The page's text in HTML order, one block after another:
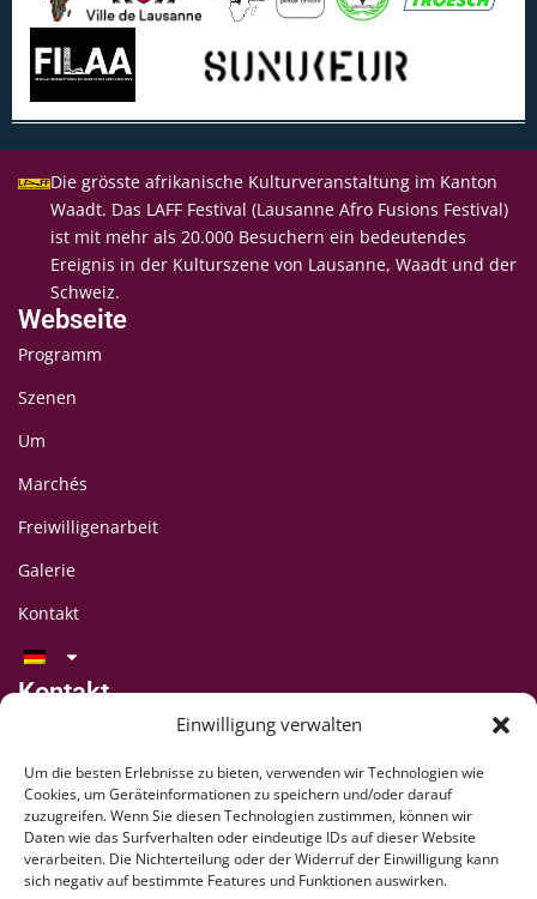
Einwilligung verwalten
Um die besten Erlebnisse zu bieten, verwenden wir Technologien wie
Cookies, um Geräteinformationen zu speichern und/oder darauf
zuzugreifen. Wenn Sie diesen Technologien zustimmen, können wir
Daten wie das Surfverhalten oder eindeutige IDs auf dieser Website
verarbeiten. Die Nichterteilung oder der Widerruf der Einwilligung kann
sich negativ auf bestimmte Features und Funktionen auswirken.
Die grösste afrikanische Kulturveranstaltung im Kanton
Waadt. Das LAFF Festival (Lausanne Afro Fusions Festival)
ist mit mehr als 20.000 Besuchern ein bedeutendes
Ereignis in der Kulturszene von Lausanne, Waadt und der
Schweiz.
Webseite
Programm
Szenen
Um
Marchés
Freiwilligenarbeit
Galerie
Kontakt
Kontakt
CP 395
1001 Lausanne
+41 78 824 54 94
contact@lausaff.org